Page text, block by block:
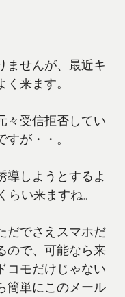
ませんが、最近キ
来ます。
々受信拒否してい
が・・。
導しようとするよ
らい来ますね。
だでさえスマホだ
ので、可能なら来
コモだけじゃない
簡単にこのメール